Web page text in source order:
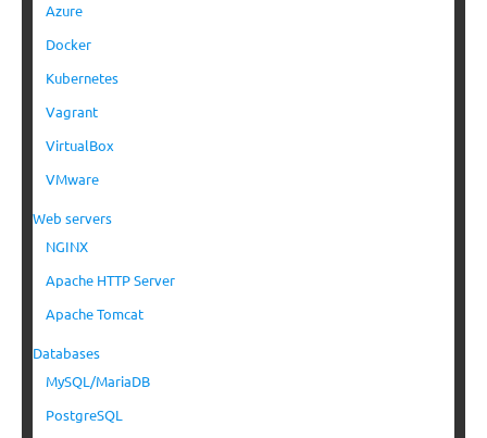
Azure
Docker
Kubernetes
Vagrant
VirtualBox
VMware
Web servers
NGINX
Apache HTTP Server
Apache Tomcat
Databases
MySQL/MariaDB
PostgreSQL